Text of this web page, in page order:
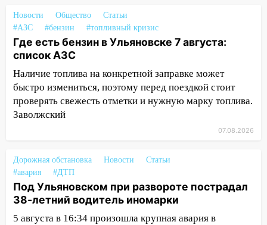
знойный и сухой четверг
06:00
Под Ульяновском при развороте
пострадал 38-летний водитель
иномарки
05:00 «Каждая пятая женщина и каждый
второй мужчина в мире сталкиваются с
алопецией»: врач рассказал, чем может
быть вызвано облысение и как с этим
03:30 Гороскоп на 7 августа: пятница
принесет прилив творческой энергии и
отличные шансы исправить старые
ошибки
06.08.2026
Новости Общество
Статьи
#АЗС
#бензин #топливный кризис
Где есть бензин в Ульяновске 7 августа:
список АЗС
Наличие топлива на конкретной заправке может
быстро измениться, поэтому перед поездкой стоит
проверять свежесть отметки и нужную марку топлива.
Заволжский
07.08.2026
Дорожная обстановка Новости
Статьи
#авария
#ДТП
Под Ульяновском при развороте пострадал
38-летний водитель иномарки
5 августа в 16:34 произошла крупная авария в